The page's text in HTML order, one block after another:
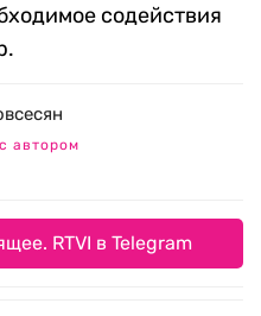
содействия
автором
RTVI в Telegram